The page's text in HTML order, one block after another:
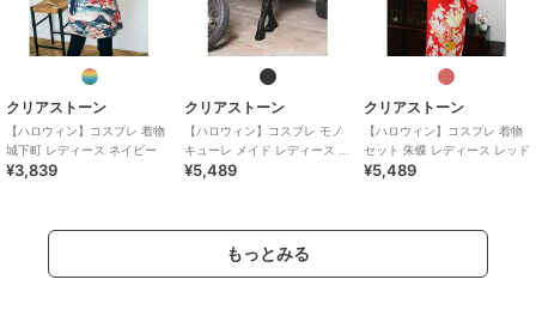
クリアストーン
【ハロウィン】コスプレ 着物
城下町 レディース ネイビー
¥3,839
クリアストーン
【ハロウィン】コスプレ モノ
キューレ メイド レディース ブ
ラック
¥5,489
クリアストーン
【ハロウィン】コスプレ 着物
セット 朱蝶 レディース レッド
¥5,489
もっとみる